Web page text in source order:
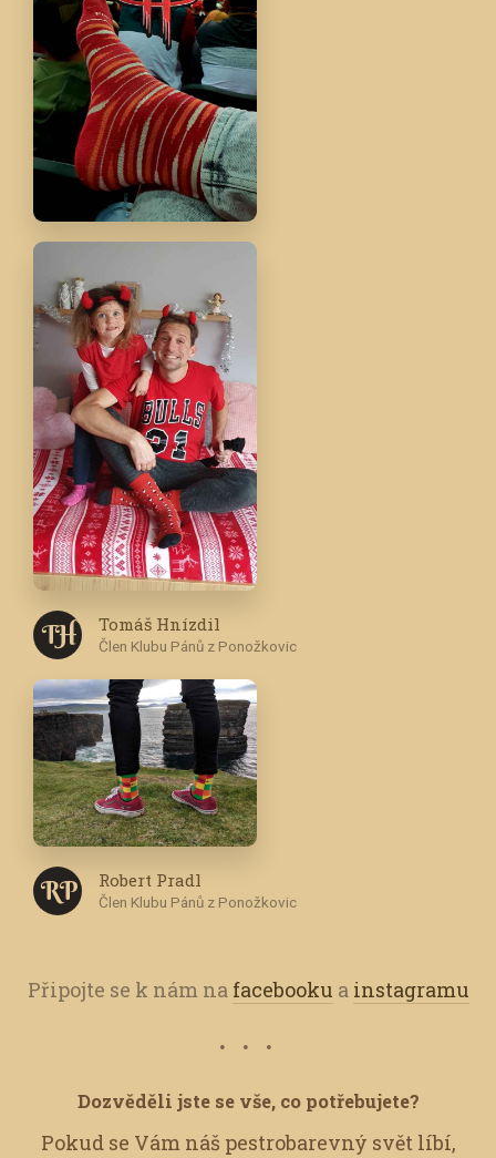
T H Tomáš Hnízdil
Člen Klubu Pánů z Ponožkovic
R P Robert Pradl
Člen Klubu Pánů z Ponožkovic
Připojte se k nám na facebooku a instagramu
Dozvěděli jste se vše, co potřebujete?
Pokud se Vám náš pestrobarevný svět líbí,